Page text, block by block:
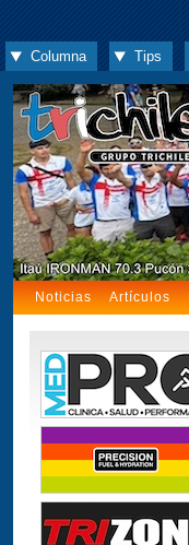
Columna Tips
Noticias Artículos